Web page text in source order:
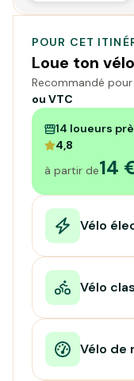
POUR CET
Loue ton vélo
Recommandé
ou VTC
14 loueurs
4,8
à partir de14
Vélo
Vélo
Vélo de